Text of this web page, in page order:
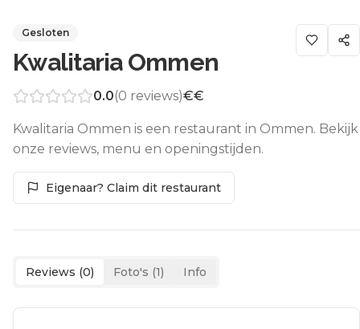
Gesloten
Kwalitaria Ommen
0.0(0 reviews)€€
Kwalitaria Ommen is een restaurant in Ommen. Bekijk
onze reviews, menu en openingstijden.
Eigenaar? Claim dit restaurant
Reviews (0) Foto's (1) Info